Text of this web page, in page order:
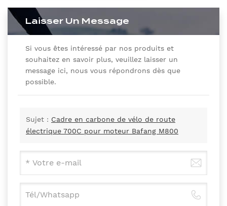
Laisser Un Message
Si vous êtes intéressé par nos produits et
souhaitez en savoir plus, veuillez laisser un
message ici, nous vous répondrons dès que
possible.
Sujet : Cadre en carbone de vélo de route
électrique 700C pour moteur Bafang M800